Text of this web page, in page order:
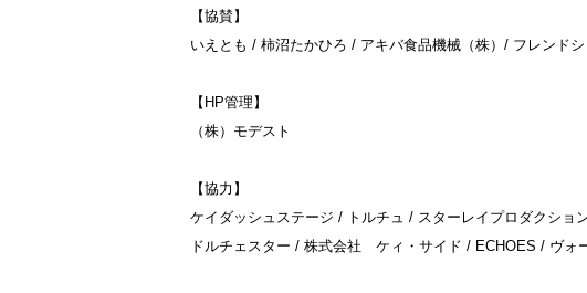
【協賛】
いえとも / 柿沼たかひろ / アキバ食品機械（株）/ フレンド
【HP管理】
（株）モデスト
【協力】
ケイダッシュステージ / トルチュ / スターレイプロダクショ
ドルチェスター / 株式会社 ケィ・サイド / ECHOES / ヴォ